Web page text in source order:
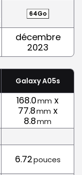
64Go
décembre
2023
Galaxy A05s
168.0mm x
77.8mm x
8.8mm
6.72pouces